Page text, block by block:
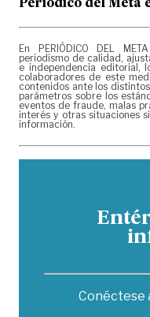
Periódico del Meta
En PERIÓDICO DEL
periodismo de calidad,
e independencia editorial,
colaboradores de este
contenidos ante los
parámetros sobre los
eventos de fraude, malas
interés y otras situaciones
información.
Conéctese